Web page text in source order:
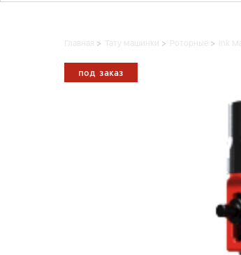
Главная Тату машинки Роторные Ink
под заказ